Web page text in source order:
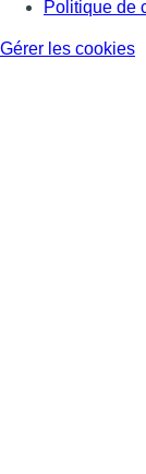
Politique de
Gérer les cookies